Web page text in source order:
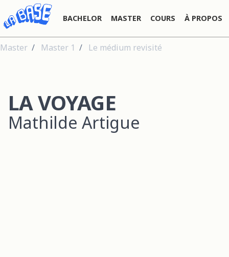
BACHELOR MASTER COURS À PROPOS
Master Master 1 Le médium revisité
LA VOYAGE
Mathilde Artigue